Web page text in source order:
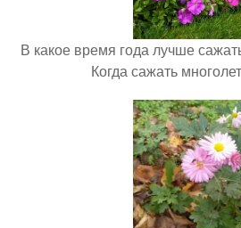
В какое время года лучше
Когда сажать